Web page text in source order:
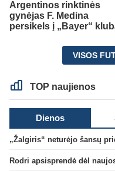
Argentinos rinktinės
gynėjas F. Medina
persikels į „Bayer“
VISOS
TOP naujienos
Dienos
„Žalgiris“ neturėjo šansų
Rodri apsisprendė dėl